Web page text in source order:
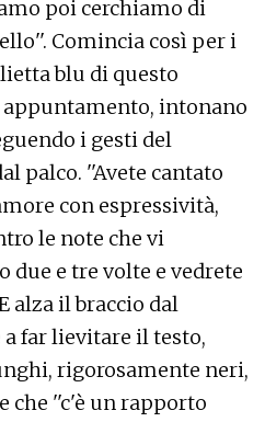
poi cerchiamo di
Comincia così per i
blu di questo
appuntamento, intonano
i gesti del
palco. ''Avete cantato
con espressività,
le note che vi
due e tre volte e vedrete
alza il braccio dal
far lievitare il testo,
rigorosamente neri,
che ''c'è un rapporto